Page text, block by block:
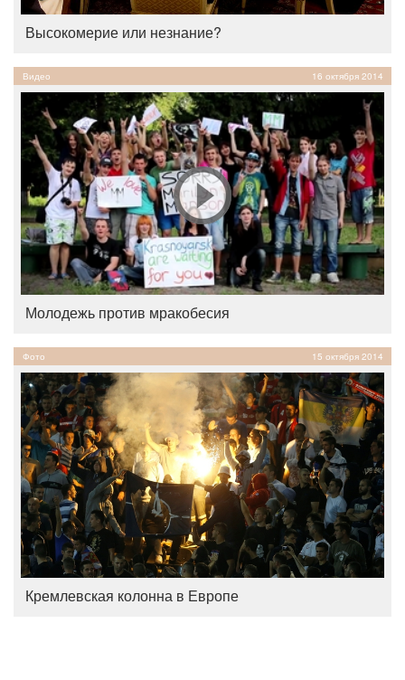
Высокомерие или незнание?
Видео 16 октября 2014
Молодежь против мракобесия
Фото 15 октября 2014
Кремлевская колонна в Европе